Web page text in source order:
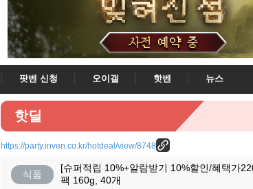
팟벤 신청 오이갤 핫벤
뉴스
핫딜
https://party.inven.co.kr/hotdeal/view/8748
식품
[슈퍼적립 10%+알람받기 10%할인/혜택가
팩 160g, 40개